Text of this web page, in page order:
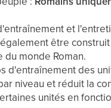
et
être
monde Roman.
d'entraînement des
niveau et réduit la
unités en